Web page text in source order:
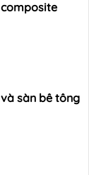
sàn bê tông